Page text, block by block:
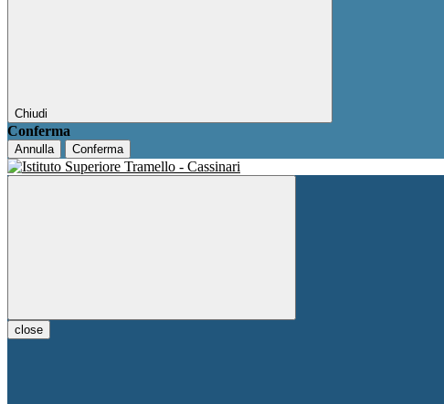
Chiudi
Conferma
Annulla Conferma
close